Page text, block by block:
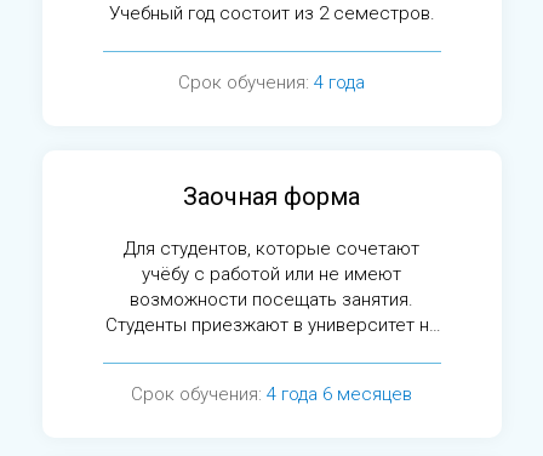
Учебный год состоит из 2 семестров.
Срок обучения: 4 года
Заочная форма
Для студентов, которые сочетают
учёбу с работой или не имеют
возможности посещать занятия.
Студенты приезжают в университет на
Срок обучения: 4 года 6 месяцев